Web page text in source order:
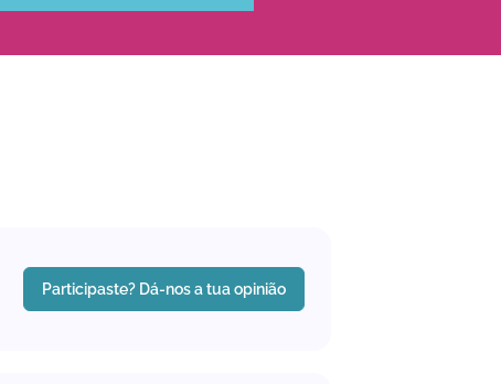
Participaste? Dá-nos a tua opinião